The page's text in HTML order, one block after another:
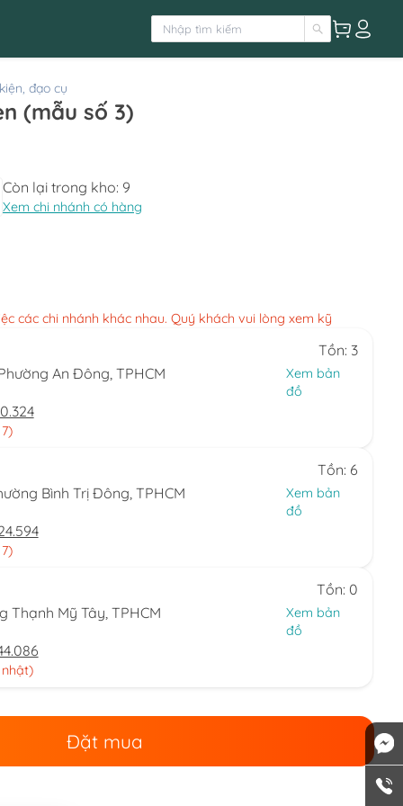
đạo cụ
Quần tất lưới đen (mẫu số 3)
Còn lại trong kho: 9
Xem chi nhánh có hàng
các chi nhánh khác nhau. Quý khách vui lòng xem kỹ
Tồn: 3
An Đông, TPHCM
Xem bản
đồ
Tồn: 6
Bình Trị Đông, TPHCM
Xem bản
đồ
Tồn: 0
Thạnh Mỹ Tây, TPHCM
Xem bản
đồ
Đặt mua